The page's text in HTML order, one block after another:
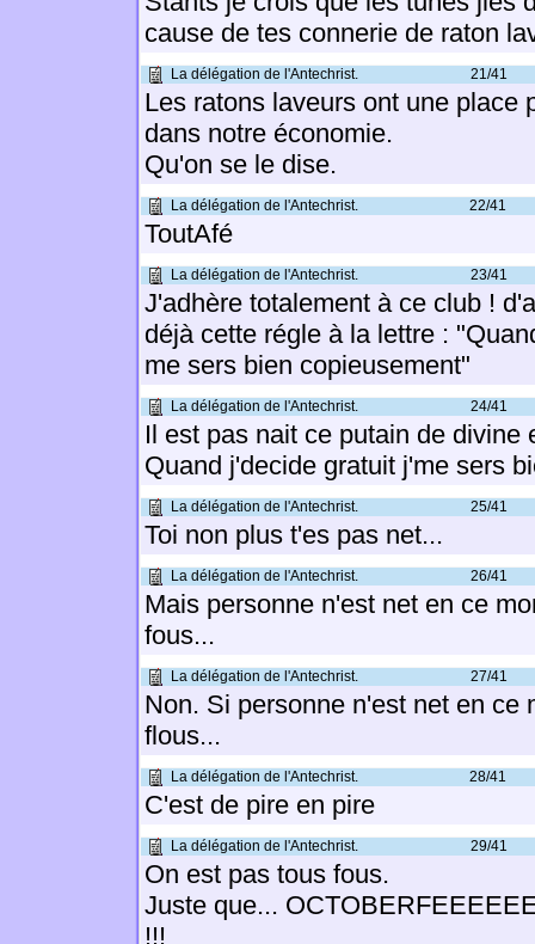
cause de tes connerie de raton
La délégation de l'Antechrist. 21/41
Les ratons laveurs ont une place
dans notre économie.
Qu'on se le dise.
La délégation de l'Antechrist. 22/41
ToutAfé
La délégation de l'Antechrist. 23/41
J'adhère totalement à ce club !
déjà cette régle à la lettre :
me sers bien copieusement"
La délégation de l'Antechrist. 24/41
Il est pas nait ce putain de divine
Quand j'decide gratuit j'me sers
La délégation de l'Antechrist. 25/41
Toi non plus t'es pas net...
La délégation de l'Antechrist. 26/41
Mais personne n'est net en ce
fous...
La délégation de l'Antechrist. 27/41
Non. Si personne n'est net en ce
flous...
La délégation de l'Antechrist. 28/41
C'est de pire en pire
La délégation de l'Antechrist. 29/41
On est pas tous fous.
Juste que...
!!!